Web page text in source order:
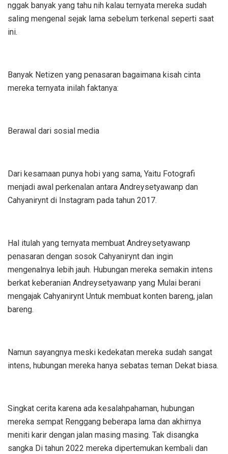
nggak banyak yang tahu nih kalau ternyata mereka sudah
saling mengenal sejak lama sebelum terkenal seperti saat
ini.
Banyak Netizen yang penasaran bagaimana kisah cinta
mereka ternyata inilah faktanya:
Berawal dari sosial media
Dari kesamaan punya hobi yang sama, Yaitu Fotografi
menjadi awal perkenalan antara Andreysetyawanp dan
Cahyanirynt di Instagram pada tahun 2017.
Hal itulah yang ternyata membuat Andreysetyawanp
penasaran dengan sosok Cahyanirynt dan ingin
mengenalnya lebih jauh. Hubungan mereka semakin intens
berkat keberanian Andreysetyawanp yang Mulai berani
mengajak Cahyanirynt Untuk membuat konten bareng, jalan
bareng.
Namun sayangnya meski kedekatan mereka sudah sangat
intens, hubungan mereka hanya sebatas teman Dekat biasa.
Singkat cerita karena ada kesalahpahaman, hubungan
mereka sempat Renggang beberapa lama dan akhirnya
meniti karir dengan jalan masing masing. Tak disangka
sangka Di tahun 2022 mereka dipertemukan kembali dan